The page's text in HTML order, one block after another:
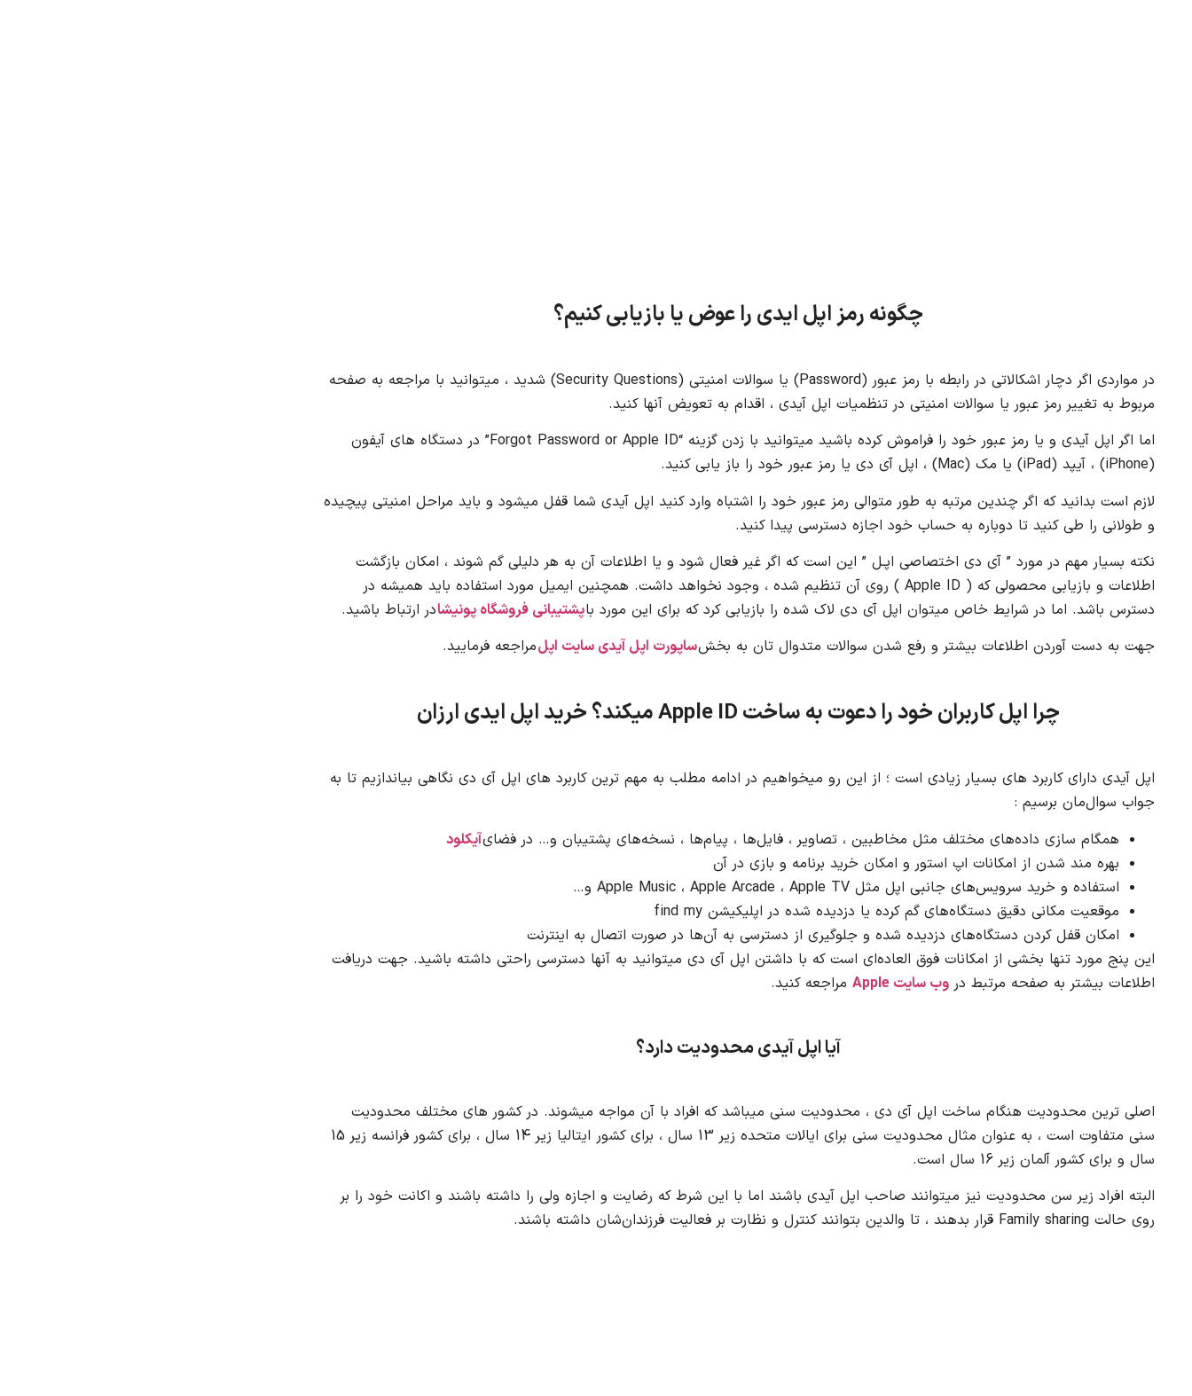
چگونه رمز اپل ایدی را عوض یا بازیابی کنیم؟
در مواردی اگر دچار اشکالاتی در رابطه با رمز عبور (Password) یا سوالات امنیتی (Security Questions) شدید ، میتوانید با مراجعه به صفحه
مربوط به تغییر رمز عبور یا سوالات امنیتی در تنظمیات اپل آیدی ، اقدام به تعویض آنها کنید.
اما اگر اپل آیدی و یا رمز عبور خود را فراموش کرده باشید میتوانید با زدن گزینه “Forgot Password or Apple ID” در دستگاه های آیفون
(iPhone) ، آیپد (iPad) یا مک (Mac) ، اپل آی دی یا رمز عبور خود را باز یابی کنید.
لازم است بدانید که اگر چندین مرتبه به طور متوالی رمز عبور خود را اشتباه وارد کنید اپل آیدی شما قفل میشود و باید مراحل امنیتی پیچیده
و طولانی را طی کنید تا دوباره به حساب خود اجازه دسترسی پیدا کنید.
نکته بسیار مهم در مورد ” آی دی اختصاصی اپـل ” این است که اگر غیر فعال شود و یا اطلاعات آن به هر دلیلی گم شوند ، امکان بازگشت
اطلاعات و بازیابی محصولی که ( Apple ID ) روی آن تنظیم شده ، وجود نخواهد داشت. همچنین ایمیل مورد استفاده باید همیشه در
دسترس باشد. اما در شرایط خاص میتوان اپل آی دی لاک شده را بازیابی کرد که برای این مورد باپشتیبانی فروشگاه پونیشادر ارتباط باشید.
جهت به دست آوردن اطلاعات بیشتر و رفع شدن سوالات متدوال تان به بخشساپورت اپل آیدی سایت اپلمراجعه فرمایید.
چرا اپل کاربران خود را دعوت به ساختApple IDمیکند؟ خرید اپل ایدی ارزان
اپل آیدی دارای کاربرد های بسیار زیادی است ؛ از این رو میخواهیم در ادامه مطلب به مهم ترین کاربرد های اپل آی دی نگاهی بیاندازیم تا به
جواب سوال‌مان برسیم :
همگام سازی داده‌های مختلف مثل مخاطبین ، تصاویر ، فایل‌ها ، پیام‌ها ، نسخه‌های پشتیبان و… در فضایآیکلود
بهره مند شدن از امکانات اپ استور و امکان خرید برنامه و بازی در آن
استفاده و خرید سرویس‌های جانبی اپل مثل Apple Music ، Apple Arcade ، Apple TV و…
موقعیت مکانی دقیق دستگاه‌های گم کرده یا دزدیده شده در اپلیکیشن find my
امکان قفل کردن دستگاه‌های دزدیده شده و جلوگیری از دسترسی به آن‌ها در صورت اتصال به اینترنت
این پنج مورد تنها بخشی از امکانات فوق العاده‌ای است که با داشتن اپل آی دی میتوانید به آنها دسترسی راحتی داشته باشید. جهت دریافت
اطلاعات بیشتر به صفحه مرتبط در وب سایت Apple مراجعه کنید.
آیا اپل آیدی محدودیت دارد؟
اصلی ترین محدودیت هنگام ساخت اپل آی دی ، محدودیت سنی میباشد که افراد با آن مواجه میشوند. در کشور های مختلف محدودیت
سنی متفاوت است ، به عنوان مثال محدودیت سنی برای ایالات متحده زیر 13 سال ، برای کشور ایتالیا زیر 14 سال ، برای کشور فرانسه زیر 15
سال و برای کشور آلمان زیر 16 سال است.
البته افراد زیر سن محدودیت نیز میتوانند صاحب اپل آیدی باشند اما با این شرط که رضایت و اجازه ولی را داشته باشند و اکانت خود را بر
روی حالت Family sharing قرار بدهند ، تا والدین بتوانند کنترل و نظارت بر فعالیت فرزندان‌شان داشته باشند.